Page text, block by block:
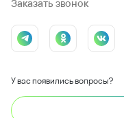
Заказать звонок
У вас появились вопросы?